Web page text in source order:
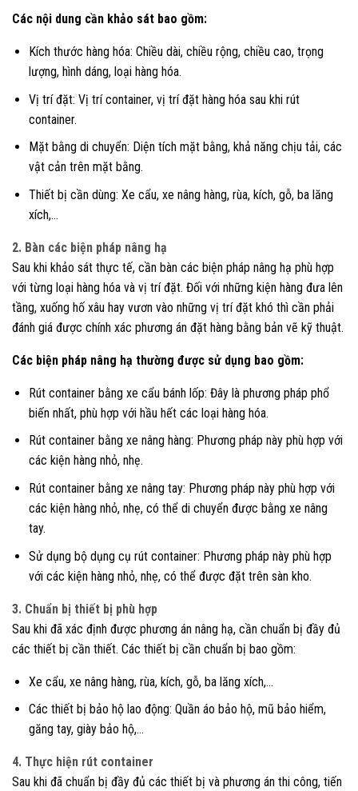
Các nội dung cần khảo sát bao gồm:
Kích thước hàng hóa: Chiều dài, chiều rộng, chiều cao, trọng
lượng, hình dáng, loại hàng hóa.
Vị trí đặt: Vị trí container, vị trí đặt hàng hóa sau khi rút
container.
Mặt bằng di chuyển: Diện tích mặt bằng, khả năng chịu tải, các
vật cản trên mặt bằng.
Thiết bị cần dùng: Xe cẩu, xe nâng hàng, rùa, kích, gỗ, ba lăng
xích,…
2. Bàn các biện pháp nâng hạ
Sau khi khảo sát thực tế, cần bàn các biện pháp nâng hạ phù hợp
với từng loại hàng hóa và vị trí đặt. Đối với những kiện hàng đưa lên
tầng, xuống hố xâu hay vươn vào những vị trí đặt khó thì cần phải
đánh giá được chính xác phương án đặt hàng bằng bản vẽ kỹ thuật.
Các biện pháp nâng hạ thường được sử dụng bao gồm:
Rút container bằng xe cẩu bánh lốp: Đây là phương pháp phổ
biến nhất, phù hợp với hầu hết các loại hàng hóa.
Rút container bằng xe nâng hàng: Phương pháp này phù hợp với
các kiện hàng nhỏ, nhẹ.
Rút container bằng xe nâng tay: Phương pháp này phù hợp với
các kiện hàng nhỏ, nhẹ, có thể di chuyển được bằng xe nâng
tay.
Sử dụng bộ dụng cụ rút container: Phương pháp này phù hợp
với các kiện hàng nhỏ, nhẹ, có thể được đặt trên sàn kho.
3. Chuẩn bị thiết bị phù hợp
Sau khi đã xác định được phương án nâng hạ, cần chuẩn bị đầy đủ
các thiết bị cần thiết. Các thiết bị cần chuẩn bị bao gồm:
Xe cẩu, xe nâng hàng, rùa, kích, gỗ, ba lăng xích,…
Các thiết bị bảo hộ lao động: Quần áo bảo hộ, mũ bảo hiểm,
găng tay, giày bảo hộ,…
4. Thực hiện rút container
Sau khi đã chuẩn bị đầy đủ các thiết bị và phương án thi công, tiến